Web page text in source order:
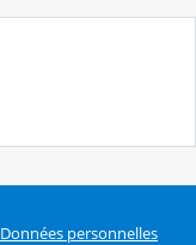
Données personnelles